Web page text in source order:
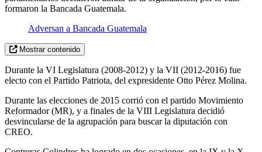
formaron la Bancada Guatemala.
Adversan a Bancada Guatemala
Mostrar contenido
Durante la VI Legislatura (2008-2012) y la VII (2012-2016) fue
electo con el Partido Patriota, del expresidente Otto Pérez Molina.
Durante las elecciones de 2015 corrió con el partido Movimiento
Reformador (MR), y a finales de la VIII Legislatura decidió
desvincularse de la agrupación para buscar la diputación con
CREO.